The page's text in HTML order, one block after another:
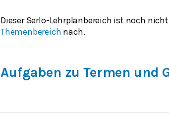
Dieser Serlo-Lehrplanbereich ist noch
Themenbereich nach.
Aufgaben zu Termen und